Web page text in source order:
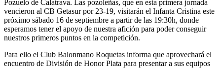
Pozuelo de Calatrava. Las pozoleñas, que en esta primera jornada
vencieron al CB Getasur por 23-19, visitarán el Infanta Cristina este
próximo sábado 16 de septiembre a partir de las 19:30h, donde
esperamos tener el apoyo de nuestra afición para poder conseguir
nuestros primeros puntos en la competición.
Para ello el Club Balonmano Roquetas informa que aprovechará el
encuentro de División de Honor Plata para presentar a sus equipos